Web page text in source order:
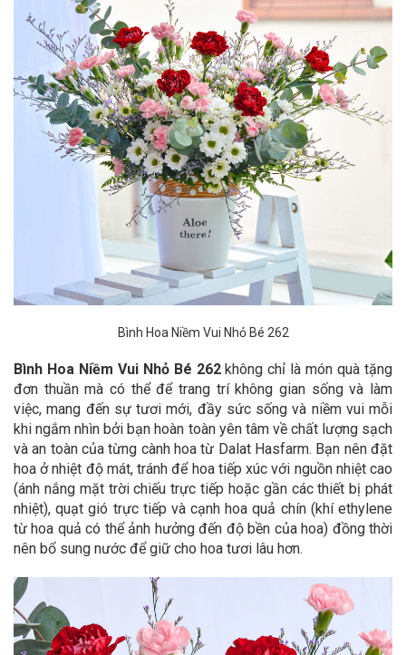
Bình Hoa Niềm Vui Nhỏ Bé 262
Bình Hoa Niềm Vui Nhỏ Bé 262không chỉ là món quà tặng
đơn thuần mà có thể để trang trí không gian sống và làm
việc, mang đến sự tươi mới, đầy sức sống và niềm vui mỗi
khi ngắm nhìn bởi bạn hoàn toàn yên tâm về chất lượng sạch
và an toàn của từng cành hoa từ Dalat Hasfarm. Bạn nên đặt
hoa ở nhiệt độ mát, tránh để hoa tiếp xúc với nguồn nhiệt cao
(ánh nắng mặt trời chiếu trực tiếp hoặc gần các thiết bị phát
nhiệt), quạt gió trực tiếp và cạnh hoa quả chín (khí ethylene
từ hoa quả có thể ảnh hưởng đến độ bền của hoa) đồng thời
nên bổ sung nước để giữ cho hoa tươi lâu hơn.